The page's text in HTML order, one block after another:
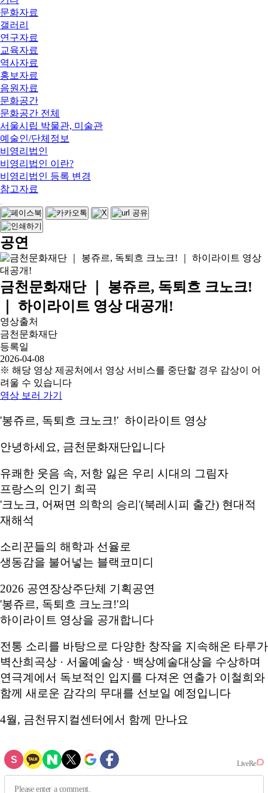
문화자료
갤러리
연구자료
교육자료
역사자료
홍보자료
음원자료
문화공간
문화공간 전체
서울시립 박물관, 미술관
예술인/단체정보
비영리법인
비영리법인 이란?
비영리법인 등록 변경
참고자료
공연
금천문화재단 ｜ 봉쥬르, 독퇴흐 크노크!
｜ 하이라이트 영상 대공개!
영상출처
금천문화재단
등록일
2026-04-08
※ 해당 영상 제공처에서 영상 서비스를 중단할 경우 감상이 어
려울 수 있습니다
영상 보러 가기
'봉쥬르, 독퇴흐 크노크!' 하이라이트 영상
안녕하세요, 금천문화재단입니다
유쾌한 웃음 속, 저항 잃은 우리 시대의 그림자
프랑스의 인기 희곡
'크노크, 어쩌면 의학의 승리'(북레시피 출간) 현대적
재해석
소리꾼들의 해학과 선율로
생동감을 불어넣는 블랙코미디
2026 공연장상주단체 기획공연
'봉쥬르, 독퇴흐 크노크!'의
하이라이트 영상을 공개합니다
전통 소리를 바탕으로 다양한 창작을 지속해온 타루가
벽산희곡상 · 서울예술상 · 백상예술대상을 수상하며
연극계에서 독보적인 입지를 다져온 연출가 이철희와
함께 새로운 감각의 무대를 선보일 예정입니다
4월, 금천뮤지컬센터에서 함께 만나요